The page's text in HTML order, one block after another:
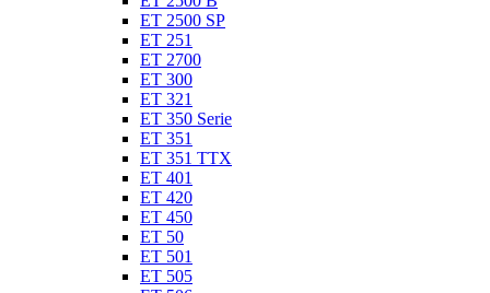
ET 2500 SP
ET 251
ET 2700
ET 300
ET 321
ET 350 Serie
ET 351
ET 351 TTX
ET 401
ET 420
ET 450
ET 50
ET 501
ET 505